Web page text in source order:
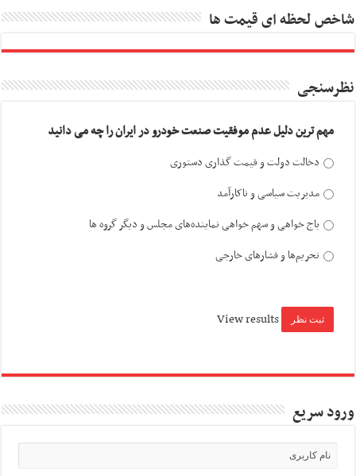
شاخص لحظه ای قیمت ها
نظرسنجی
مهم ترین دلیل عدم موفقیت صنعت خودرو در ایران را چه می دانید
دخالت دولت و قیمت گذاری دستوری
مدیریت سیاسی و ناکارآمد
باج خواهی و سهم خواهی نماینده‌های مجلس و دیگر گروه ها
تحریم‌ها و فشارهای خارجی
View results
ورود سریع